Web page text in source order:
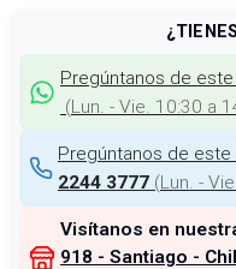
Pregúntanos de
(Lun. - Vie. 10:30 a
Pregúntanos de
2244 3777 (Lun. -
Visítanos en
918 - Santiago -